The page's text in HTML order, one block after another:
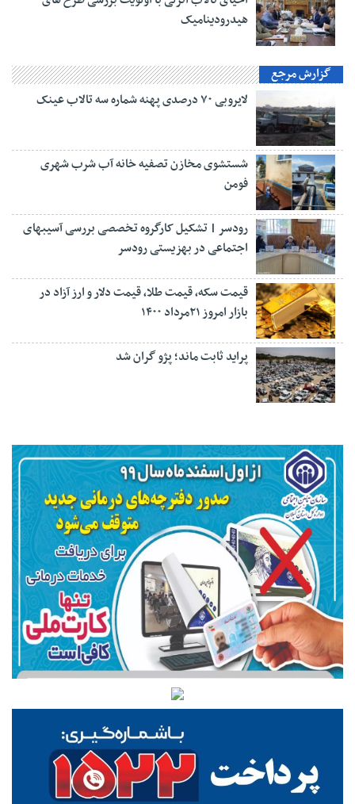
هیدرودینامیک
گزارش مرجع
لایروبی ۷۰ درصدی پهنه شماره سه تالاب عینک
شستشوی مخازن تصفیه خانه آب شرب شهری
فومن
رودسر | تشکیل کارگروه تخصصی بررسی آسیبهای
اجتماعی در بهزیستی رودسر
قیمت سکه، قیمت طلا، قیمت دلار و ارز آزاد در
بازار امروز ۲۱مرداد ۱۴۰۰
پراید ثابت ماند؛ پژو گران شد